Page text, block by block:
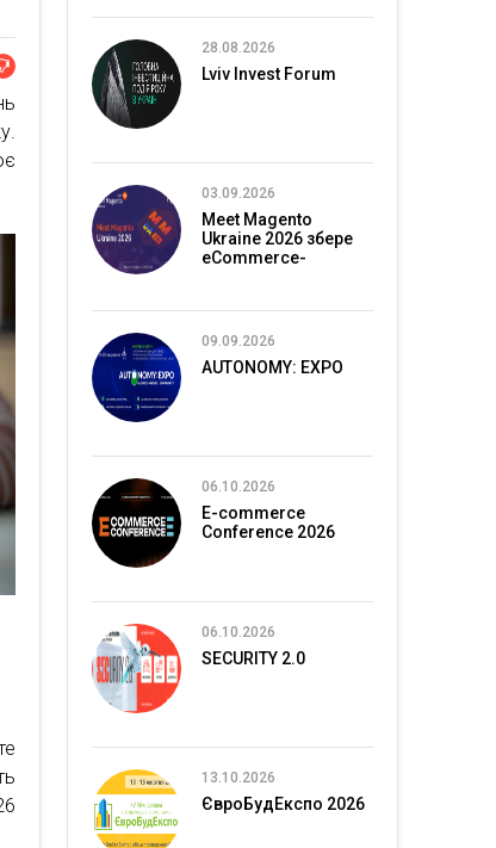
28.08.2026
Lviv Invest Forum
03.09.2026
Meet Magento
Ukraine 2026 збере
eCommerce-
09.09.2026
AUTONOMY: EXPO
06.10.2026
E-commerce
Conference 2026
06.10.2026
SECURITY 2.0
13.10.2026
ЄвроБудЕкспо 2026